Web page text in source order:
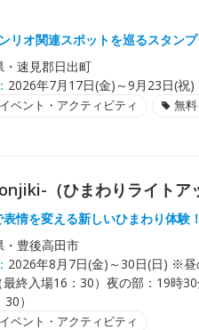
リオ関連スポットを巡るスタン
・速見郡日出町
2026年7月17日(金)～9月23日(祝
ベント・アクティビティ 無
（ひまわりライトア
情を変える新しいひまわり体験！
・豊後高田市
2026年8月7日(金)～30日(日) ※
最終入場16：30）夜の部：19時
）
ベント・アクティビティ